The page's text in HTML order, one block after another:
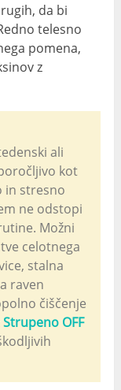
da bi
telesno
pomena,
z
ali
kot
in stresno
ne odstopi
Možni
celotnega
stalna
raven
čiščenje
Strupeno OFF